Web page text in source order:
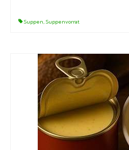
Suppen, Suppenvorrat